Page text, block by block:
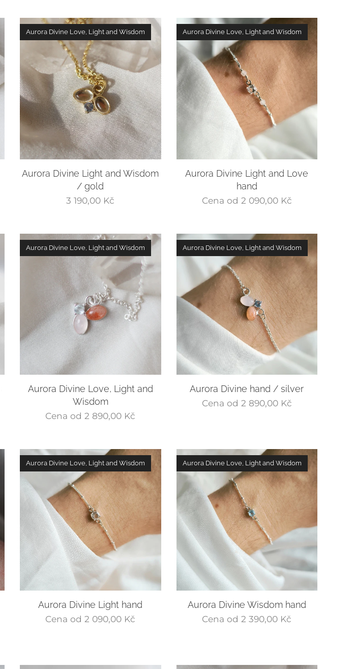
Aurora Divine Light and Wisdom
/ gold
Aurora Divine Love, Light and Wisdom
3 190,00 Kč
Aurora Divine Light and Love
hand
Aurora Divine Love, Light and Wisdom
Cena od 2 090,00Kč
Aurora Divine Love, Light and
Wisdom
Aurora Divine Love, Light and Wisdom
Cena od2 890,00 Kč
Aurora Divine hand / silver
Aurora Divine Love, Light and Wisdom
Cena od 2 890,00Kč
Aurora Divine Light hand
Aurora Divine Love, Light and Wisdom
Cena od2 090,00 Kč
Aurora Divine Wisdom hand
Aurora Divine Love, Light and Wisdom
Cena od2 390,00 Kč